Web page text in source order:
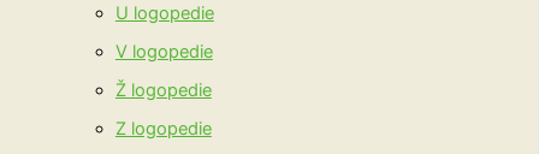
U logopedie
V logopedie
Ž logopedie
Z logopedie